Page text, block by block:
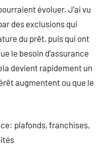
évoluer. J’ai vu
des exclusions qui
du prêt, puis qui ont
le besoin d’assurance
devient rapidement un
augmentent ou que le
plafonds, franchises,